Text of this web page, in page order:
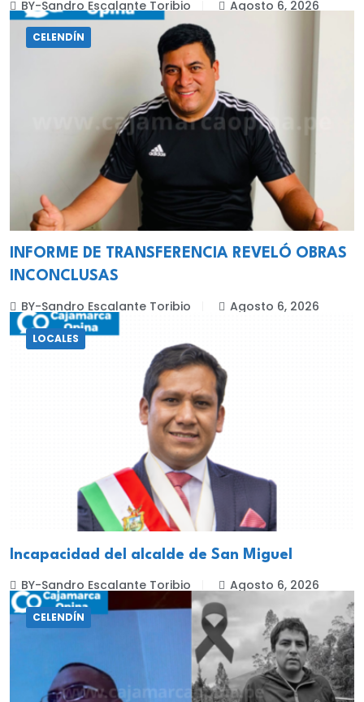
BY-Sandro Escalante Toribio Agosto 6, 2026
CELENDÍN
INFORME DE TRANSFERENCIA REVELÓ OBRAS
INCONCLUSAS
BY-Sandro Escalante Toribio Agosto 6, 2026
LOCALES
Incapacidad del alcalde de San Miguel
BY-Sandro Escalante Toribio Agosto 6, 2026
CELENDÍN